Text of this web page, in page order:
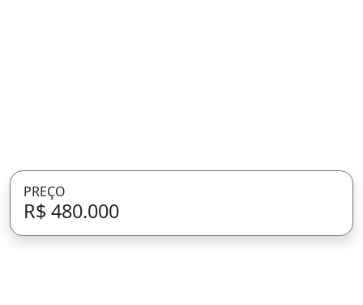
PREÇO
R$ 480.000